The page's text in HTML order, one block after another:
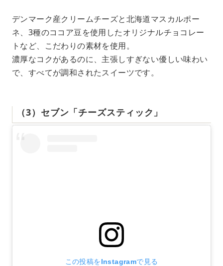
デンマーク産クリームチーズと北海道マスカルポー
ネ、3種のココア豆を使用したオリジナルチョコレー
トなど、こだわりの素材を使用。
濃厚なコクがあるのに、主張しすぎない優しい味わい
で、すべてが調和されたスイーツです。
（3）セブン「チーズスティック」
この投稿をInstagramで見る